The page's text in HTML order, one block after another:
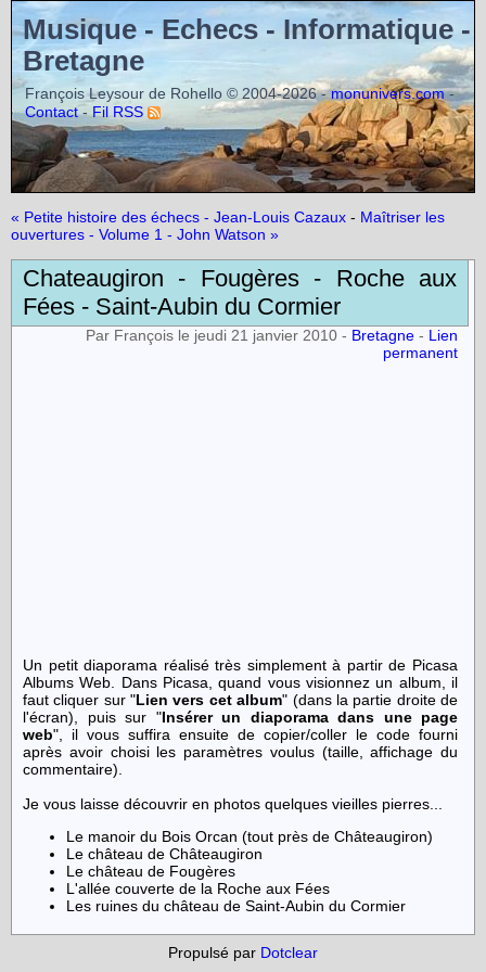
Musique - Echecs - Informatique -
Bretagne
François Leysour de Rohello © 2004-2026 -monunivers.com-
Contact-Fil RSS
« Petite histoire des échecs - Jean-Louis Cazaux - Maîtriser les
ouvertures - Volume 1 - John Watson »
Chateaugiron - Fougères - Roche aux
Fées - Saint-Aubin du Cormier
Par François le jeudi 21 janvier 2010 - Bretagne - Lien
permanent
Un petit diaporama réalisé très simplement à partir de Picasa
Albums Web. Dans Picasa, quand vous visionnez un album, il
faut cliquer sur "Lien vers cet album" (dans la partie droite de
l'écran), puis sur "Insérer un diaporama dans une page
web", il vous suffira ensuite de copier/coller le code fourni
après avoir choisi les paramètres voulus (taille, affichage du
commentaire).
Je vous laisse découvrir en photos quelques vieilles pierres...
Le manoir du Bois Orcan (tout près de Châteaugiron)
Le château de Châteaugiron
Le château de Fougères
L'allée couverte de la Roche aux Fées
Les ruines du château de Saint-Aubin du Cormier
Propulsé par Dotclear